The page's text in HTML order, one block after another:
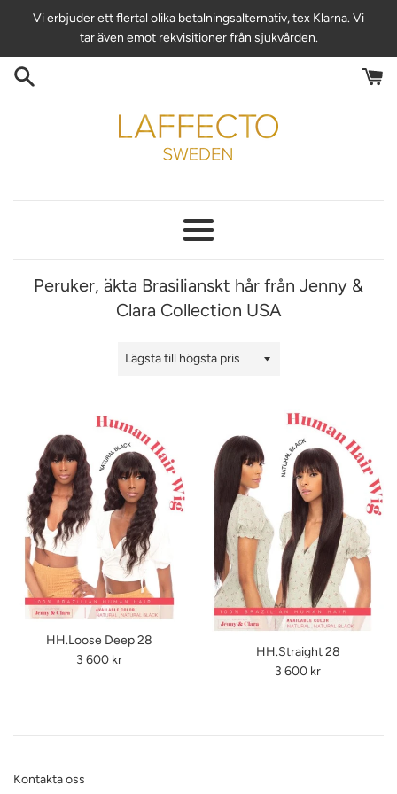
Vi erbjuder ett flertal olika betalningsalternativ, tex Klarna. Vi
tar även emot rekvisitioner från sjukvården.
Meny
Peruker, äkta Brasilianskt hår från Jenny &
Clara Collection USA
Sortering
HH.Loose Deep 28
Ordinarie
3 600 kr
HH.Straight 28
Ordinarie
3 600 kr
Kontakta oss